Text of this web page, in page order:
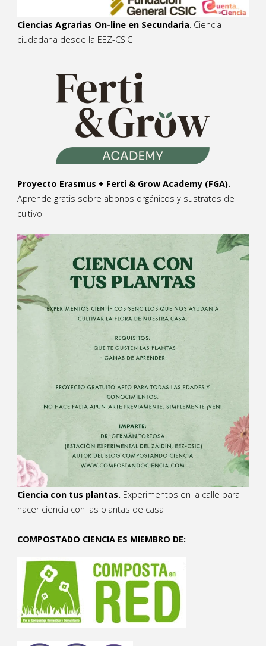
Ciencias Agrarias On-line en Secundaria. Ciencia
ciudadana desde la EEZ-CSIC
Proyecto Erasmus + Ferti & Grow Academy (FGA).
Aprende gratis sobre abonos orgánicos y sustratos de
cultivo
Ciencia con tus plantas. Experimentos en la calle para
hacer ciencia con las plantas de casa
COMPOSTADO CIENCIA ES MIEMBRO DE: